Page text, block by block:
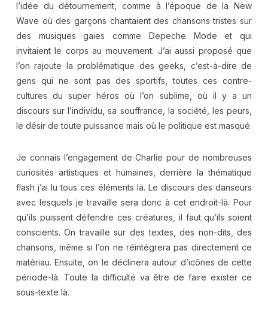
l’idée du détournement, comme à l’époque de la New
Wave où des garçons chantaient des chansons tristes sur
des musiques gaies comme Depeche Mode et qui
invitaient le corps au mouvement. J’ai aussi proposé que
l’on rajoute la problématique des geeks, c’est-à-dire de
gens qui ne sont pas des sportifs, toutes ces contre-
cultures du super héros où l’on sublime, où il y a un
discours sur l’individu, sa souffrance, la société, les peurs,
le désir de toute puissance mais où le politique est masqué.
Je connais l’engagement de Charlie pour de nombreuses
curiosités artistiques et humaines, derrière la thématique
flash j’ai lu tous ces éléments là. Le discours des danseurs
avec lesquels je travaille sera donc à cet endroit-là. Pour
qu’ils puissent défendre ces créatures, il faut qu’ils soient
conscients. On travaille sur des textes, des non-dits, des
chansons, même si l’on ne réintégrera pas directement ce
matériau. Ensuite, on le déclinera autour d’icônes de cette
période-là. Toute la difficulté va être de faire exister ce
sous-texte là.